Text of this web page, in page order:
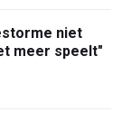
niet
meer speelt"